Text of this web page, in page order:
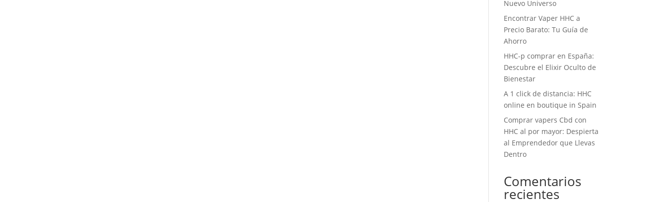
Nuevo Universo
Encontrar Vaper HHC a
Precio Barato: Tu Guía de
Ahorro
HHC-p comprar en España:
Descubre el Elixir Oculto de
Bienestar
A 1 click de distancia: HHC
online en boutique in Spain
Comprar vapers Cbd con
HHC al por mayor: Despierta
al Emprendedor que Llevas
Dentro
Comentarios
recientes